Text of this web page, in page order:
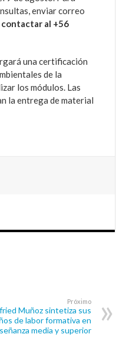
enviar correo
contactar al +56
una certificación
de la
los módulos. Las
la entrega de material
Próximo
Muñoz sintetiza sus
de labor formativa en
media y superior